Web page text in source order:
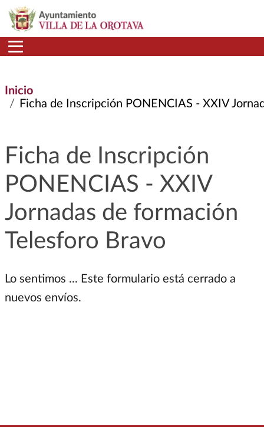
Pasar al contenido principal
Inicio
Ficha de Inscripción PONENCIAS - XXIV
Ficha de Inscripción
PONENCIAS - XXIV
Jornadas de formación
Telesforo Bravo
Mensaje de estado
Lo sentimos ... Este formulario está cerrado a
nuevos envíos.